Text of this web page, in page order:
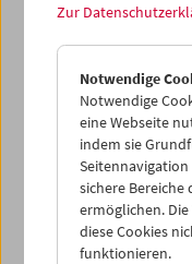
Zur
Notwendige
Notwendige
eine Webseite
indem sie
sichere Bereiche
ermöglichen.
diese Cookies
funktionieren.